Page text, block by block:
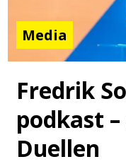
Media
Fredrik
podkast
Duellen